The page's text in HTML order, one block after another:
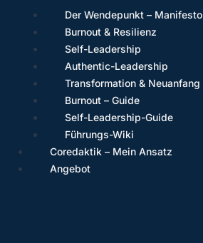
Der Wendepunkt – Manifesto
Burnout & Resilienz
Self-Leadership
Authentic-Leadership
Transformation & Neuanfang
Burnout – Guide
Self-Leadership-Guide
Führungs-Wiki
Coredaktik – Mein Ansatz
Angebot